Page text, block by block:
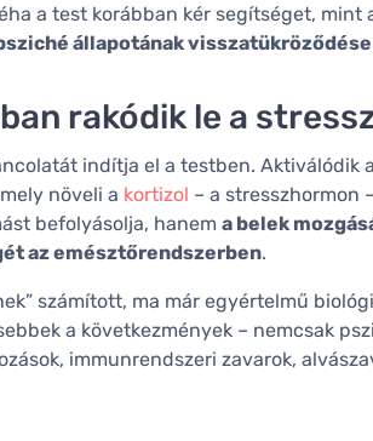
a test korábban kér segítséget, mint
állapotának visszatükröződése
rakódik le a
indítja el a testben. Aktiválódik
növeli a kortizol – a stresszhormon
befolyásolja, hanem a belek
az emésztőrendszerben.
számított, ma már egyértelmű
a következmények – nemcsak
immunrendszeri zavarok,